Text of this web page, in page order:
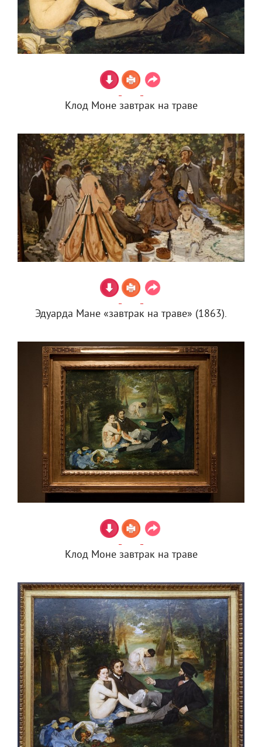
Клод Моне завтрак на траве
Эдуарда Мане «завтрак на траве» (1863).
Клод Моне завтрак на траве